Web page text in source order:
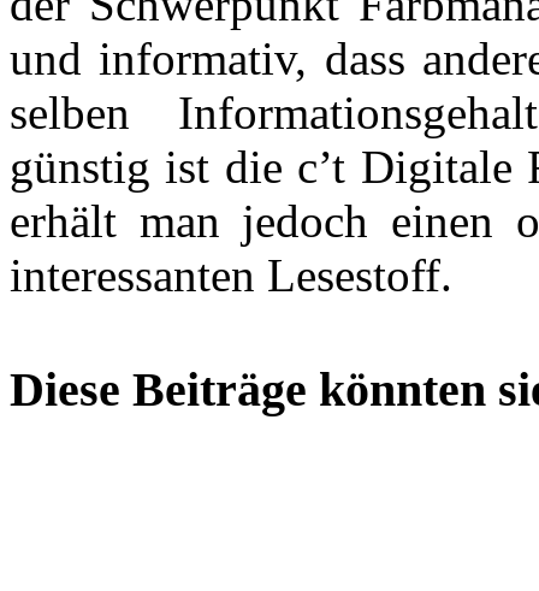
und informativ, dass
selben
günstig ist die c’t
erhält man jedoch einen
interessanten Lesestoff.
Diese Beiträge könnten